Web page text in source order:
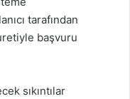
tarafından
başvuru
sıkıntılar